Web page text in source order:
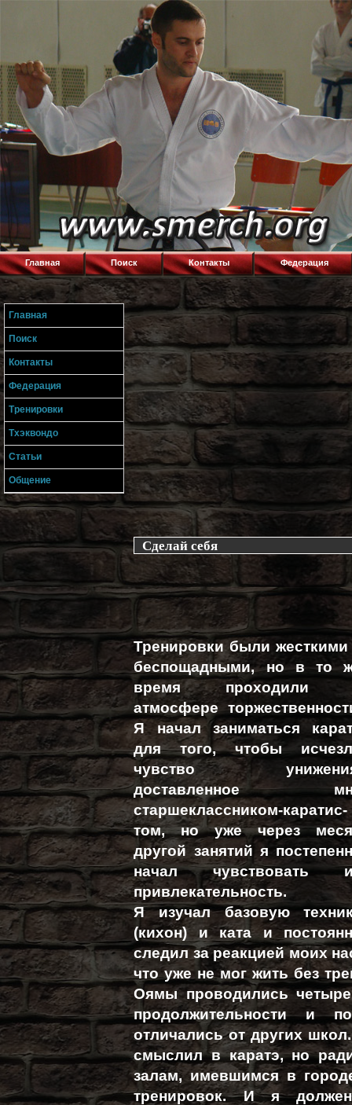
Главная Поиск Контакты Федерация
Сделай себя
Тренировки были жесткими
беспощадными, но в то
время проходили
атмосфере
Я начал заниматься
для того, чтобы
чувство
доставленное
старшеклассником-каратис­
том, но уже через
другой занятий я
начал чувствовать
привлекательность.
Я изучал базовую
(кихон) и ката и
следил за реакцией моих
что уже не мог жить без
Оямы проводились
продолжительности и
отличались от других
смыслил в каратэ, но
залам, имевшимся в
тренировок. И я
Главная
Поиск
Контакты
Федерация
Тренировки
Тхэквондо
Статьи
Общение